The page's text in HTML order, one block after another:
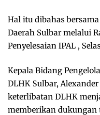
Hal itu dibahas
Daerah Sulbar melalui
Penyelesaian IPAL ,
Kepala Bidang
DLHK Sulbar,
keterlibatan DLHK
memberikan